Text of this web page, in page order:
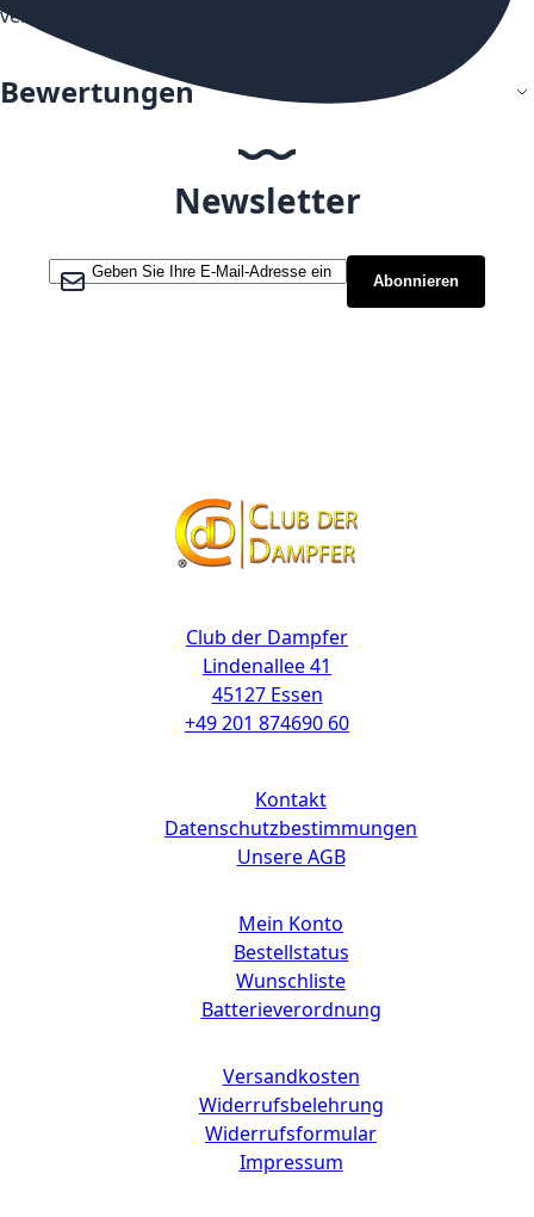
verzaubern!
Bewertungen
Newsletter
Melden Sie sich für unseren Newsletter an:
Abonnieren
Club der Dampfer
Lindenallee 41
45127 Essen
+49 201 874690 60
Kontakt
Datenschutzbestimmungen
Unsere AGB
Mein Konto
Bestellstatus
Wunschliste
Batterieverordnung
Versandkosten
Widerrufsbelehrung
Widerrufsformular
Impressum